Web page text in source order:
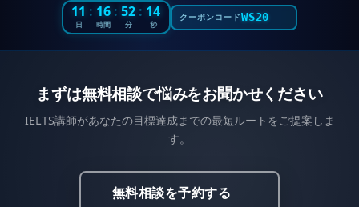
11
日
: 16
時間
: 52
分
: 12
秒
クーポンコードWS20
まずは無料相談で悩みをお聞かせください
IELTS講師があなたの目標達成までの最短ルートをご提案しま
す。
無料相談を予約する